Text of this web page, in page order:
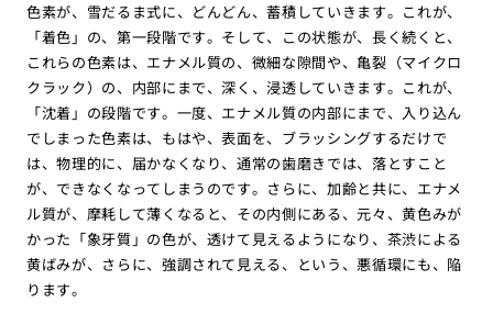
色素が、雪だるま式に、どんどん、蓄積していきます。これが、
「着色」の、第一段階です。そして、この状態が、長く続くと、
これらの色素は、エナメル質の、微細な隙間や、亀裂（マイクロ
クラック）の、内部にまで、深く、浸透していきます。これが、
「沈着」の段階です。一度、エナメル質の内部にまで、入り込ん
でしまった色素は、もはや、表面を、ブラッシングするだけで
は、物理的に、届かなくなり、通常の歯磨きでは、落とすこと
が、できなくなってしまうのです。さらに、加齢と共に、エナメ
ル質が、摩耗して薄くなると、その内側にある、元々、黄色みが
かった「象牙質」の色が、透けて見えるようになり、茶渋による
黄ばみが、さらに、強調されて見える、という、悪循環にも、陥
ります。